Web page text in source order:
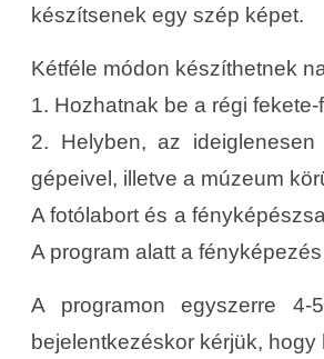
készítsenek egy szép képet.
Kétféle módon készíthetnek
1. Hozhatnak be a régi
2. Helyben, az
gépeivel, illetve a múzeum
A fotólabort és a
A program alatt a
A programon egyszerre
bejelentkezéskor kérjük,